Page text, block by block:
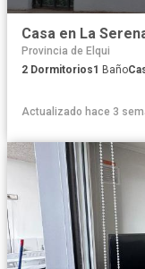
Casa en La
Provincia de Elqui
2 Dormitorios1 Baño
Actualizado hace 3